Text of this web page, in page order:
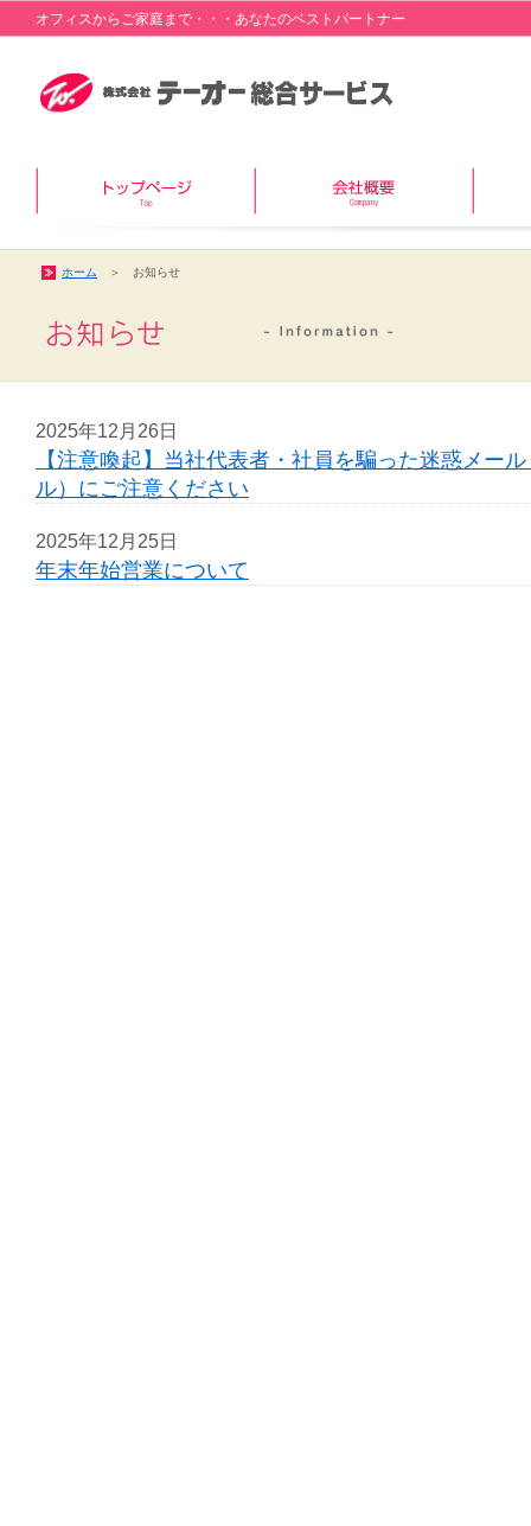
オフィスからご家庭まで・・・あなたのベストパートナー
ホーム ＞ お知らせ
2025年12月26日
【注意喚起】当社代表者・社員を騙った迷惑メー
ル）にご注意ください
2025年12月25日
年末年始営業について